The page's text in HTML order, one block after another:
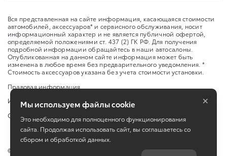
Вся представленная на сайте информация, касающаяся стоимости
автомобилей, аксессуаров* и сервисного обслуживания, носит
информационный характер и не является публичной офертой,
определяемой положениями ст. 437 (2) ГК РФ. Для получения
подробной информации обращайтесь в наши автосалоны.
Опубликованная на данном сайте информация может быть
изменена в любое время без предварительного уведомления. *
Стоимость аксессуаров указана без учета стоимости установки.
Правовая информация
Изменить настройку cookies
Сбросить cookie
©
Мы используем файлы cookie
Это необходимо для полноценного функционирования
сайта. Продолжая использовать сайт, вы соглашаетесь со
сбором и обработкой данных.
×